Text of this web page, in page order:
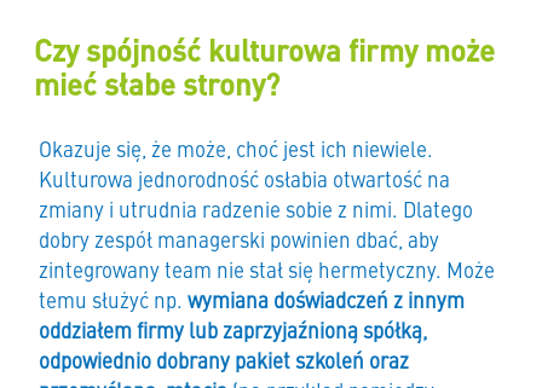
Czy spójność kulturowa firmy może
mieć słabe strony?
Okazuje się, że może, choć jest ich niewiele.
Kulturowa jednorodność osłabia otwartość na
zmiany i utrudnia radzenie sobie z nimi. Dlatego
dobry zespół managerski powinien dbać, aby
zintegrowany team nie stał się hermetyczny. Może
temu służyć np. wymiana doświadczeń z innym
oddziałem firmy lub zaprzyjaźnioną spółką,
odpowiednio dobrany pakiet szkoleń oraz